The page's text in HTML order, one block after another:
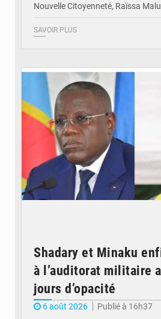
Nouvelle Citoyenneté, Raïssa
SAVOIR PLUS
Shadary et Minaku
à l’auditorat militaire
jours d’opacité
6 août 2026 Publié à 16h37